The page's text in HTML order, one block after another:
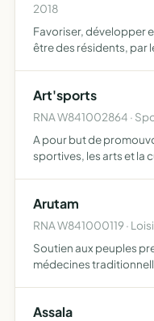
2018
Favoriser, développer
être des résidents, par
Art'sports
RNA W841002864 ·
A pour but de
sportives, les arts et la
Arutam
RNA W841000119 ·
Soutien aux peuples
médecines
d'auton…
Assala